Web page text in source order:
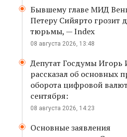
Бывшему главе МИД
Петеру Сийярто грозит
тюрьмы, — Index
08 августа 2026, 13:48
Депутат Госдумы
рассказал об основных
оборота цифровой
сентября:
08 августа 2026, 14:23
Основные заявления